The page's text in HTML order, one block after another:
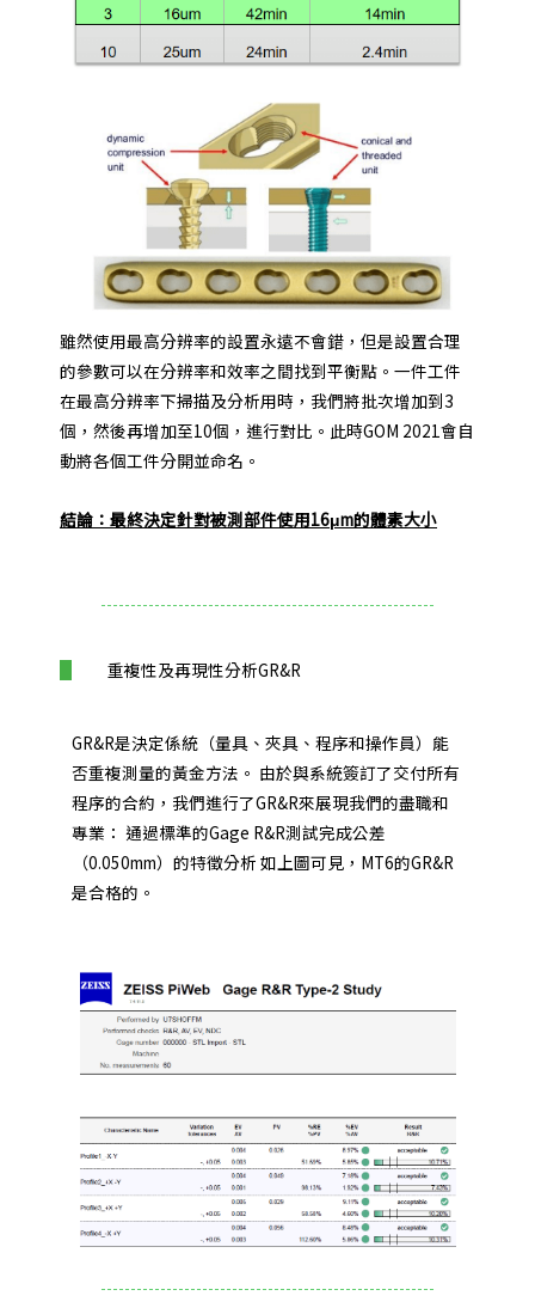
雖然使用最高分辨率的設置永遠不會錯，但是設置合理
的參數可以在分辨率和效率之間找到平衡點。 一件工件
在最高分辨率下掃描及分析用時，我們將批次增加到3
個，然後再增加至10個，進行對比。 此時GOM 2021會自
動將各個工件分開並命名。
結論：最終決定針對被測部件使用16μm的體素大小
重複性及再現性分析GR&R
GR&R是決定係統（量具、夾具、程序和操作員）能
否重複測量的黃金方法。 由於與系統簽訂了交付所有
程序的合約，我們進行了GR&R來展現我們的盡職和
專業： 通過標準的Gage R&R測試完成公差
（0.050mm）的特徵分析 如上圖可見，MT6的GR&R
是合格的。